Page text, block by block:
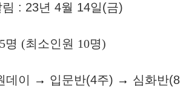
: 23년 4월 14일(금)
명 (최소인원 10명)
데이 → 입문반(4주) → 심화반(8